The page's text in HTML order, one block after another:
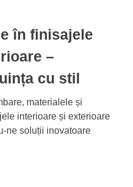
în finisajele
–
cu stil
materialele și
interioare și exterioare
ne soluții inovatoare